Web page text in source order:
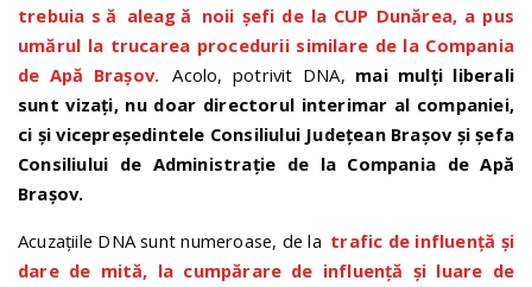
trebuia s ă aleag ă noii șefi de la CUP Dunărea, a pus
umărul la trucarea procedurii similare de la Compania
de Apă Brașov. Acolo, potrivit DNA, mai mulți liberali
sunt vizați, nu doar directorul interimar al companiei,
ci și vicepreședintele Consiliului Județean Brașov și șefa
Consiliului de Administrație de la Compania de Apă
Brașov.
Acuzațiile DNA sunt numeroase, de la trafic de influență și
dare de mită, la cumpărare de influență și luare de